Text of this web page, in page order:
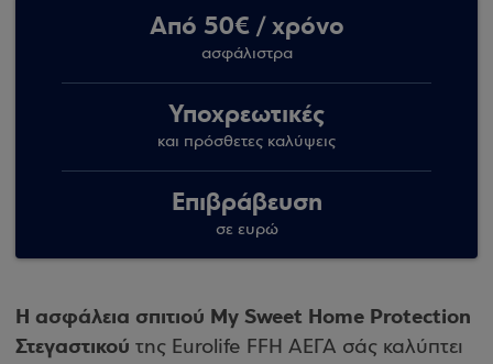
Από 50€ / χρόνο
ασφάλιστρα
Υποχρεωτικές
και πρόσθετες καλύψεις
Επιβράβευση
σε ευρώ
H ασφάλεια σπιτιού My Sweet Home Protection
Στεγαστικού της Eurolife FFH ΑΕΓΑ σάς καλύπτει